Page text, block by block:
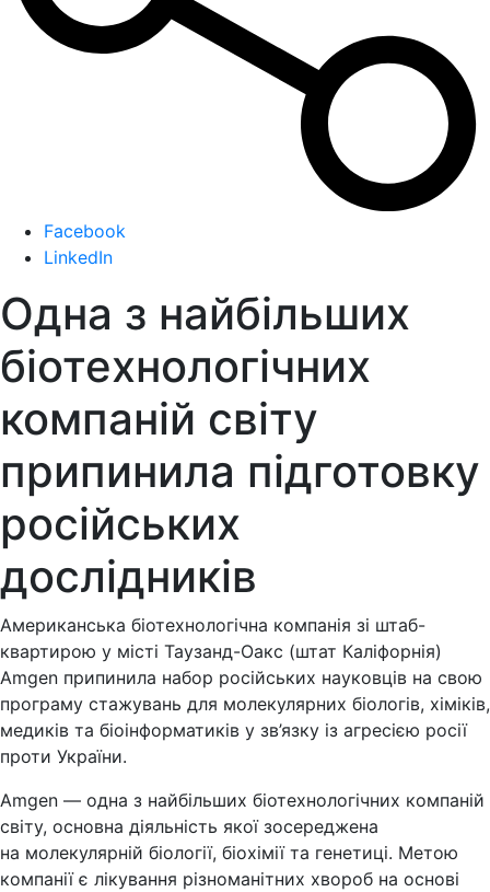
Facebook
LinkedIn
Одна з найбільших
біотехнологічних
компаній світу
припинила підготовку
російських
дослідників
Американська біотехнологічна компанія зі штаб-
квартирою у місті Таузанд-Оакс (штат Каліфорнія)
Amgen припинила набор російських науковців на свою
програму стажувань для молекулярних біологів, хіміків,
медиків та біоінформатиків у зв’язку із агресією росії
проти України.
Amgen — одна з найбільших біотехнологічних компаній
світу, основна діяльність якої зосереджена
на молекулярній біології, біохімії та генетиці. Метою
компанії є лікування різноманітних хвороб на основі